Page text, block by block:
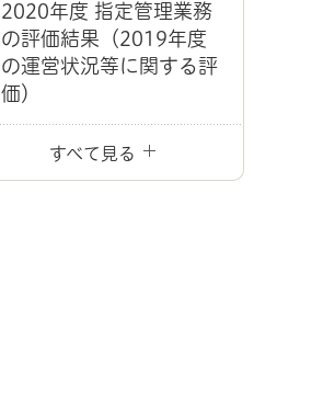
2020年度 指定管理業務
の評価結果（2019年度
の運営状況等に関する評
価）
すべて見る